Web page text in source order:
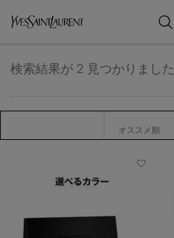
検索結果が 2 見つかりました